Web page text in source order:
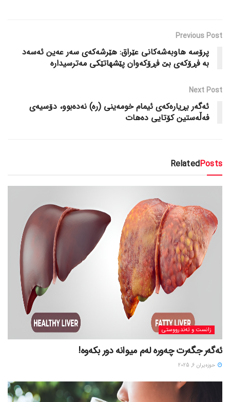
Previous Post
پرۆسە هاوبەشەکانی عێراق: هێرشەکەی سەر عەین ئەسەد
بە فڕۆکەی بێ فڕۆکەوان پێشهاتێکی مەترسیدارە
Next Post
ئەگەر بڕیارەکەی ئیمام خومەینی (رە) نەدەبوو، دۆسیەی
فەڵەستین کۆتایی دەهات
RelatedPosts
زانست و تەندرووستی
ئەگەر جگەرت چەورە لەم میوانە دور بکەوە!
حوزه‌یران 6, 2025